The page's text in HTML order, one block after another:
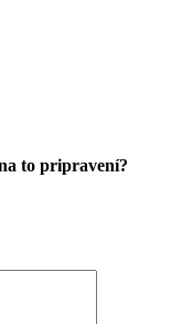
to pripravení?